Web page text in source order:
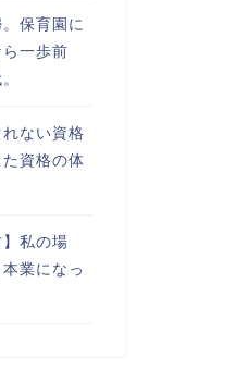
保育園に
一歩前
ない資格
資格の体
】私の場
業になっ